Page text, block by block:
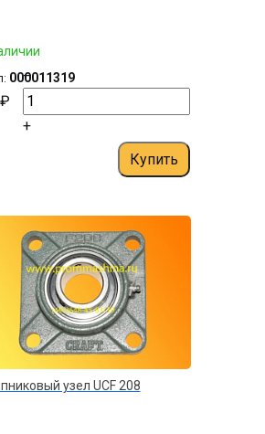
000011319
–
+
Купить
узел UСF 208